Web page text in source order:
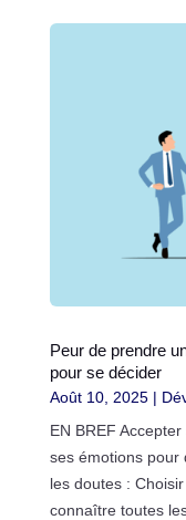
Peur de prendre
pour se décider
Août 10, 2025|
EN BREF
ses émotions pour
les doutes :
connaître toutes